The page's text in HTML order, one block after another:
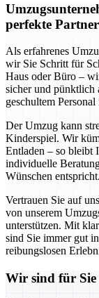
perfekte
Als erfahrenes
wir Sie Schritt für
Haus oder Büro –
sicher und pünktlich
geschultem
Der Umzug kann
Kinderspiel. Wir
Entladen – so bleibt
individuelle
Wünschen entspricht.
Vertrauen Sie auf
von unserem
unterstützen. Mit
sind Sie immer gut
reibungslosen
Wir sind für Sie